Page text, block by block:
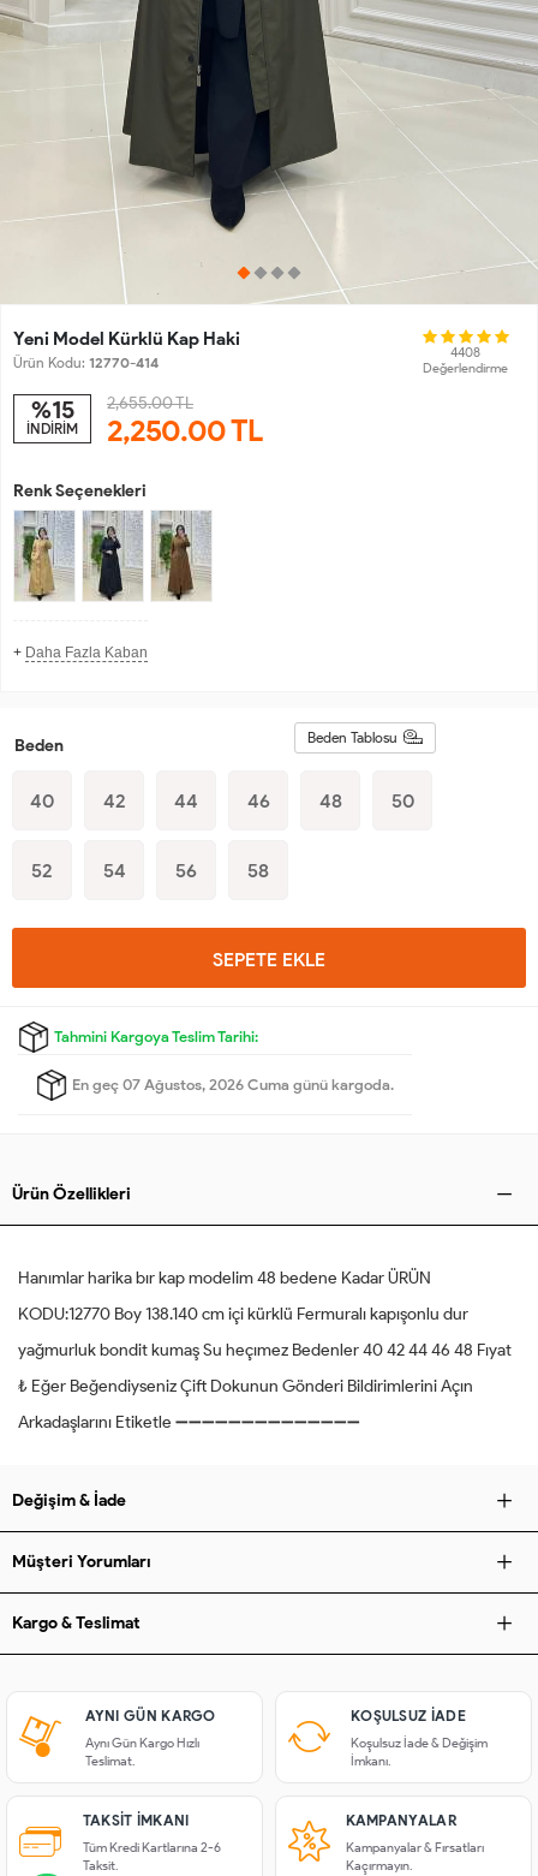
Yeni Model Kürklü Kap Haki
Ürün Kodu: 12770-414
4408
Değerlendirme
%15
İNDİRİM
2,655.00 TL
2,250.00TL
Renk Seçenekleri
+ Daha Fazla Kaban
Beden Tablosu
Beden
40 42 44 46 48 50
52 54 56 58
SEPETE EKLE
Tahmini Kargoya Teslim Tarihi:
En geç 07 Ağustos, 2026 Cuma günü kargoda.
Ürün Özellikleri
Hanımlar harika bır kap modelim 48 bedene Kadar ÜRÜN
KODU:12770 Boy 138.140 cm içi kürklü Fermuralı kapışonlu dur
yağmurluk bondit kumaş Su heçımez Bedenler 40 42 44 46 48 Fıyat
₺ Eğer Beğendiyseniz Çift Dokunun Gönderi Bildirimlerini Açın
Arkadaşlarını Etiketle ➖➖➖➖➖➖➖➖➖➖➖➖➖➖
Değişim & İade
Müşteri Yorumları
Kargo & Teslimat
AYNI GÜN KARGO
Aynı Gün Kargo Hızlı
Teslimat.
KOŞULSUZ IADE
Koşulsuz İade & Değişim
İmkanı.
TAKSIT İMKANI
Tüm Kredi Kartlarına 2-6
Taksit.
KAMPANYALAR
Kampanyalar & Fırsatları
Kaçırmayın.